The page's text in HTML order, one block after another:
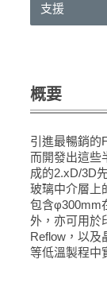
支援
概要
引進最暢銷的
而開發出這些
成的2.xD/3D
玻璃中介層上
包含φ300mm
外，亦可用於
Reflow，以及
等低溫製程中